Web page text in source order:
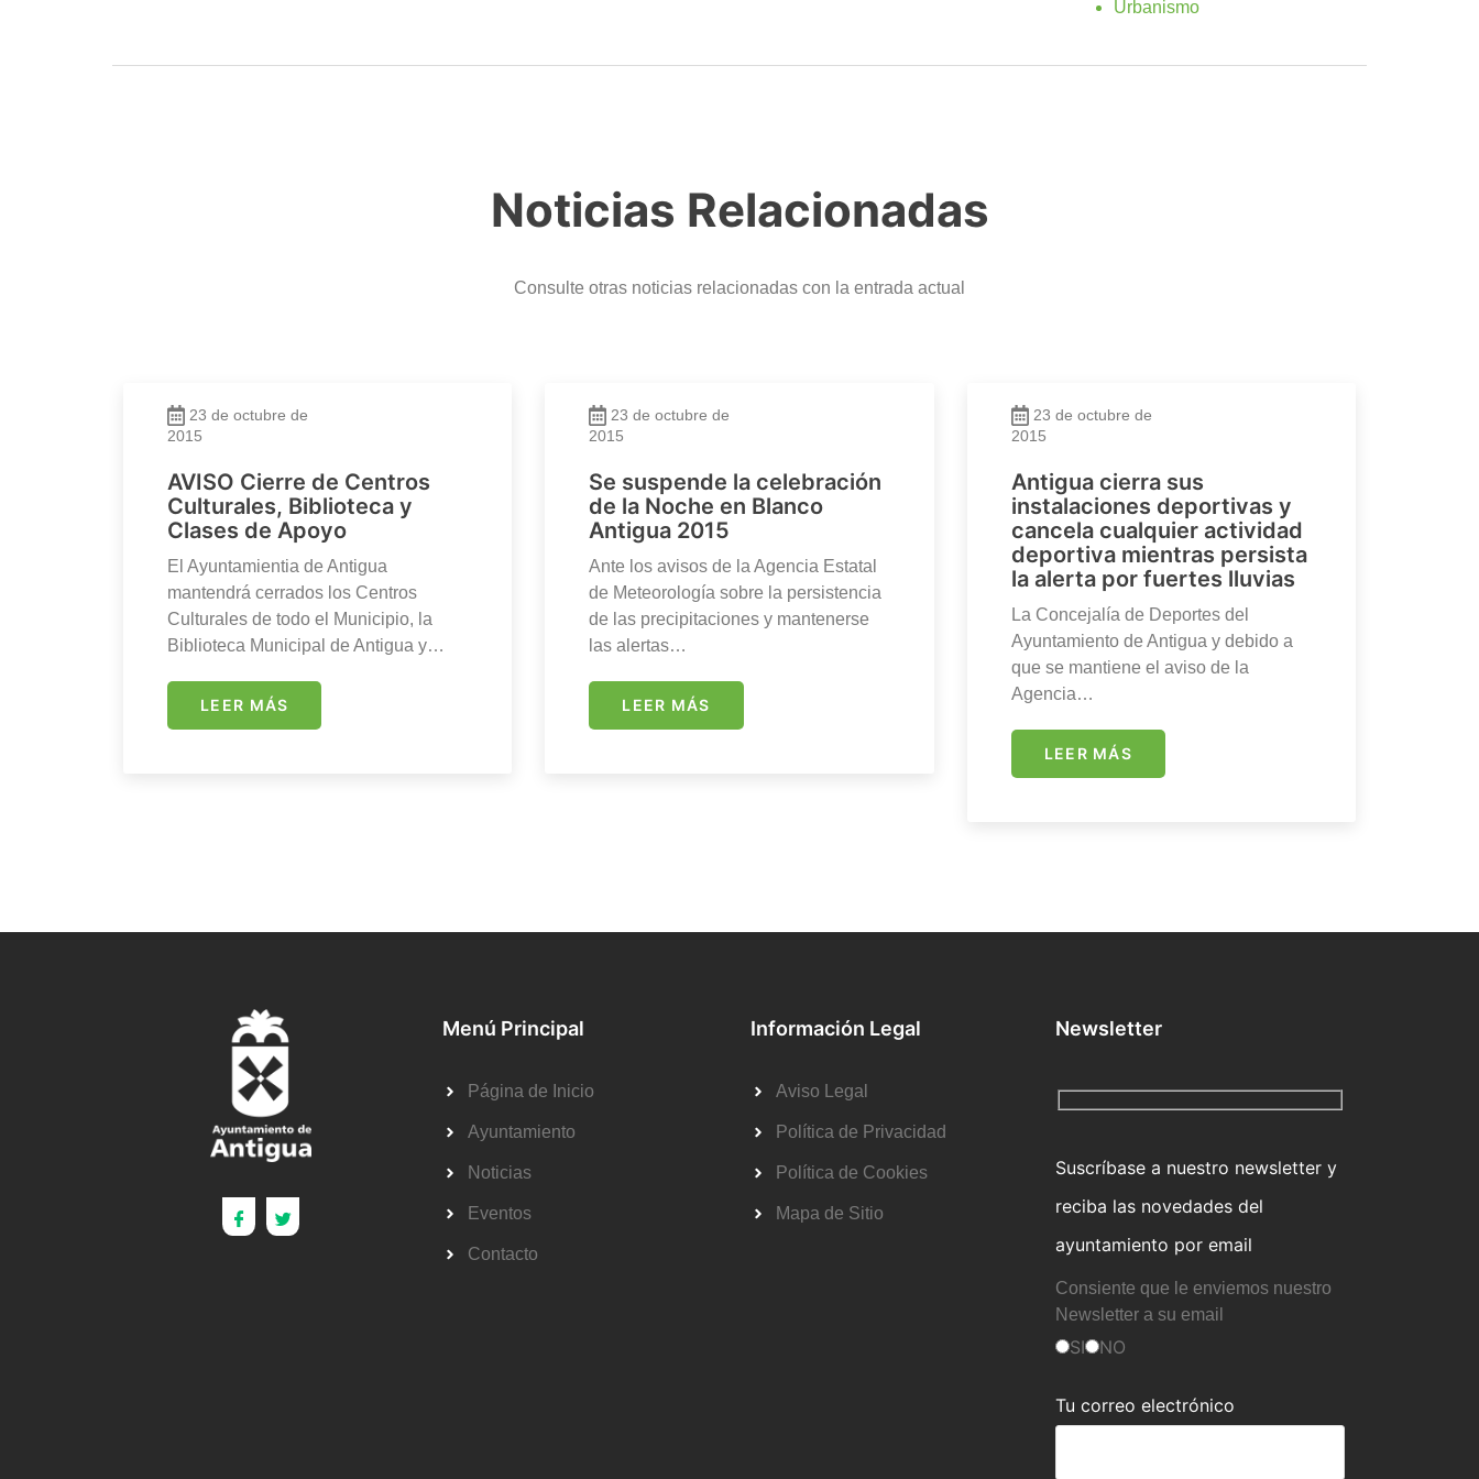
Urbanismo
Noticias Relacionadas
Consulte otras noticias relacionadas con la entrada actual
23 de octubre de
2015
AVISO Cierre de Centros
Culturales, Biblioteca y
Clases de Apoyo
El Ayuntamientia de Antigua
mantendrá cerrados los Centros
Culturales de todo el Municipio, la
Biblioteca Municipal de Antigua y…
LEER MÁS
23 de octubre de
2015
Se suspende la celebración
de la Noche en Blanco
Antigua 2015
Ante los avisos de la Agencia Estatal
de Meteorología sobre la persistencia
de las precipitaciones y mantenerse
las alertas…
LEER MÁS
23 de octubre de
2015
Antigua cierra sus
instalaciones deportivas y
cancela cualquier actividad
deportiva mientras persista
la alerta por fuertes lluvias
La Concejalía de Deportes del
Ayuntamiento de Antigua y debido a
que se mantiene el aviso de la
Agencia…
LEER MÁS
Menú Principal
Página de Inicio
Ayuntamiento
Noticias
Eventos
Contacto
Información Legal
Aviso Legal
Política de Privacidad
Política de Cookies
Mapa de Sitio
Newsletter
Suscríbase a nuestro newsletter y
reciba las novedades del
ayuntamiento por email
Consiente que le enviemos nuestro
Newsletter a su email
SI NO
Tu correo electrónico